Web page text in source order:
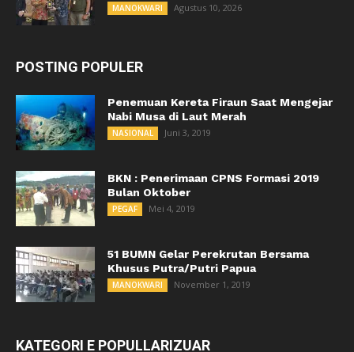
MANOKWARI Agustus 10, 2026
POSTING POPULER
Penemuan Kereta Firaun Saat Mengejar
Nabi Musa di Laut Merah
NASIONAL Juni 3, 2019
BKN : Penerimaan CPNS Formasi 2019
Bulan Oktober
PEGAF Mei 4, 2019
51 BUMN Gelar Perekrutan Bersama
Khusus Putra/Putri Papua
MANOKWARI November 1, 2019
KATEGORI E POPULLARIZUAR